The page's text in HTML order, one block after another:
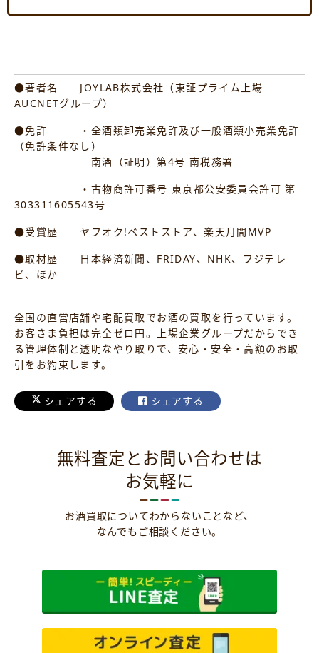
●著者名 JOYLAB株式会社（東証プライム上場
AUCNETグループ）
●免許 ・全酒類卸売業免許及び一般酒類小売業免許
（免許条件なし）
南酒（証明）第4号 南税務署
・古物商許可番号 東京都公安委員会許可 第
303311605543号
●受賞歴 ヤフオク!ベストストア、楽天月間MVP
●取材歴 日本経済新聞、FRIDAY、NHK、フジテレ
ビ、ほか
全国の直営店舗や宅配買取でお酒の買取を行っています。
お客さま負担は完全ゼロ円。上場企業グループだからでき
る管理体制と透明なやり取りで、安心・安全・高額のお取
引をお約束します。
シェアする シェアする
無料査定とお問い合わせは
お気軽に
お酒買取についてわからないことなど、
なんでもご相談ください。